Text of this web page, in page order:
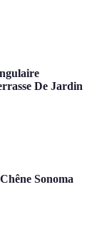
De Jardin
Sonoma